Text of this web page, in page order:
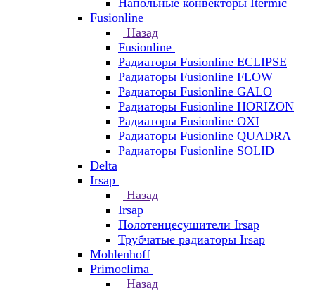
Напольные конвекторы Itermic
Fusionline
Назад
Fusionline
Радиаторы Fusionline ECLIPSE
Радиаторы Fusionline FLOW
Радиаторы Fusionline GALO
Радиаторы Fusionline HORIZON
Радиаторы Fusionline OXI
Радиаторы Fusionline QUADRA
Радиаторы Fusionline SOLID
Delta
Irsap
Назад
Irsap
Полотенцесушители Irsap
Трубчатые радиаторы Irsap
Mohlenhoff
Primoclima
Назад